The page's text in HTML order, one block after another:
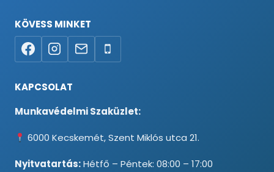
KÖVESS MINKET
KAPCSOLAT
Munkavédelmi Szaküzlet:
6000 Kecskemét, Szent Miklós utca 21.
Nyitvatartás:Hétfő – Péntek: 08:00 – 17:00